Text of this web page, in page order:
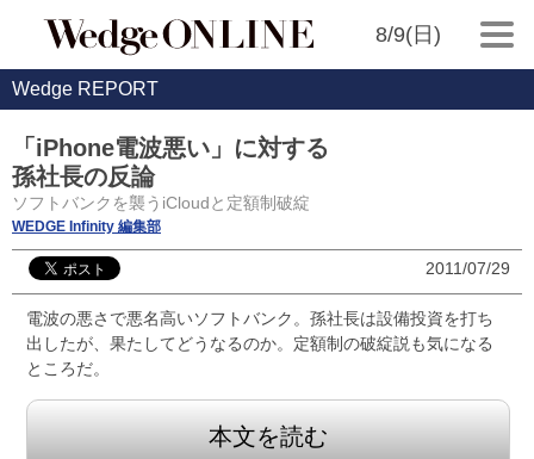
8/9(日)
Wedge REPORT
「iPhone電波悪い」に対する
孫社長の反論
ソフトバンクを襲うiCloudと定額制破綻
WEDGE Infinity 編集部
2011/07/29
電波の悪さで悪名高いソフトバンク。孫社長は設備投資を打ち
出したが、果たしてどうなるのか。定額制の破綻説も気になる
ところだ。
本文を読む